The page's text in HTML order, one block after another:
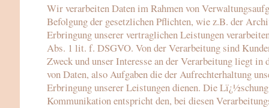
Wir verarbeiten Daten im Rahmen von
Befolgung der gesetzlichen Pflichten, wie z.B. der
Erbringung unserer vertraglichen Leistungen
Abs. 1 lit. f. DSGVO. Von der Verarbeitung sind
Zweck und unser Interesse an der Verarbeitung liegt
von Daten, also Aufgaben die der Aufrechterhaltung
Erbringung unserer Leistungen dienen. Die
Kommunikation entspricht den, bei diesen